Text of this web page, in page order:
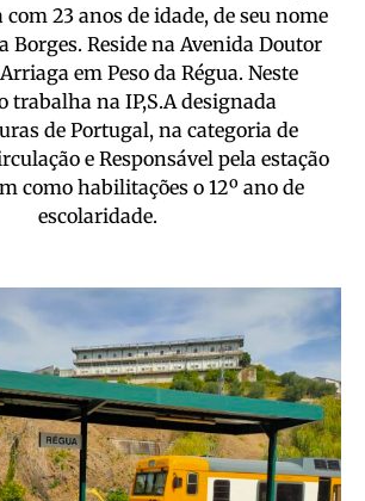
23 anos de idade, de seu nome
Borges. Reside na Avenida Doutor
em Peso da Régua. Neste
trabalha na IP,S.A designada
de Portugal, na categoria de
e Responsável pela estação
como habilitações o 12º ano de
escolaridade.